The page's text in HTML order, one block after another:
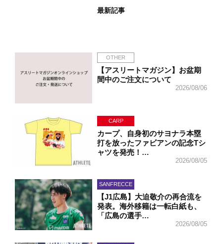
最新記事
OTHER
【アスリートマガジン】お盆期
間中のご注文について
2026/08/06
CARP
カープ、自身初のサヨナラ本塁
打を放ったファビアンの記念Tシ
ャツを発売！…
2026/08/05
SANFRECCE
【J1広島】大迫敬介の再合流を
発表。海外移籍は一転白紙も、
「広島の選手…
2026/08/05